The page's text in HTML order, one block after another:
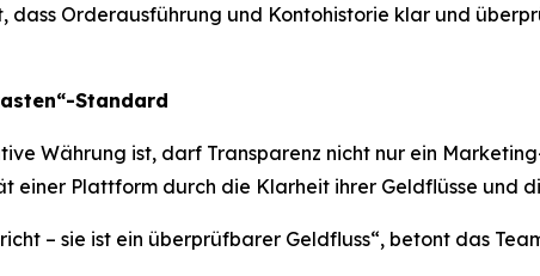
dass Orderausführung und Kontohistorie klar und
Standard
Währung ist, darf Transparenz nicht nur ein
einer Plattform durch die Klarheit ihrer Geldflüsse und
– sie ist ein überprüfbarer Geldfluss“, betont das